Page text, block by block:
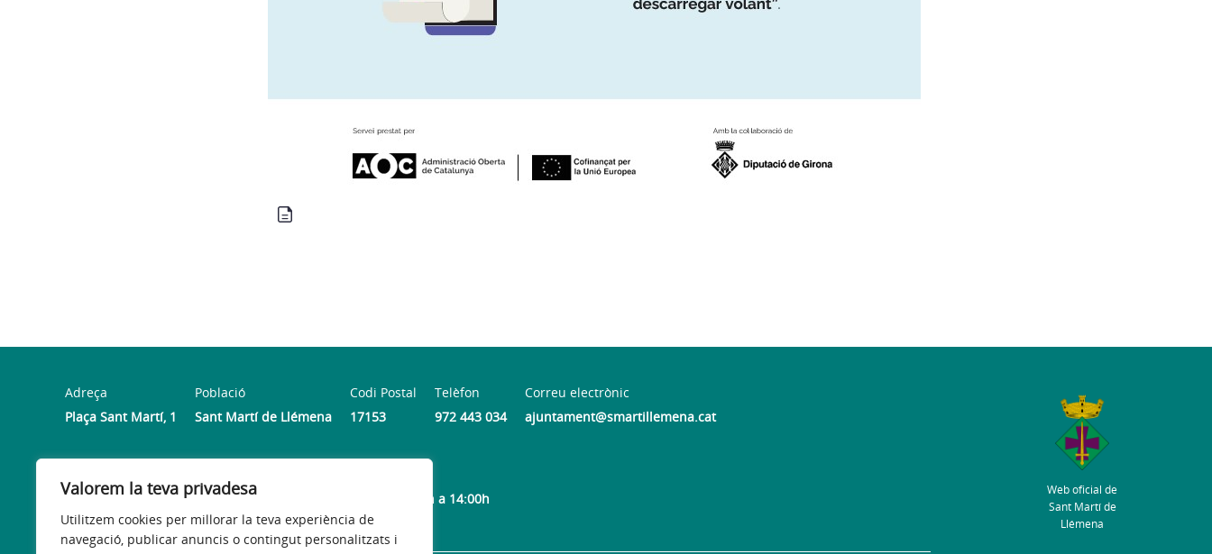
Valorem la teva privadesa
Utilitzem cookies per millorar la teva experiència de
navegació, publicar anuncis o contingut personalitzats i
Adreça
Plaça Sant Martí, 1
Població
Sant Martí de Llémena
Codi Postal
17153
Telèfon
972 443 034
Correu electrònic
ajuntament@smartillemena.cat
Dilluns de 16:00h a 18:00h - De dimarts a divendres de 9:30h a 14:00h
Web oficial de
Sant Martí de
Llémena